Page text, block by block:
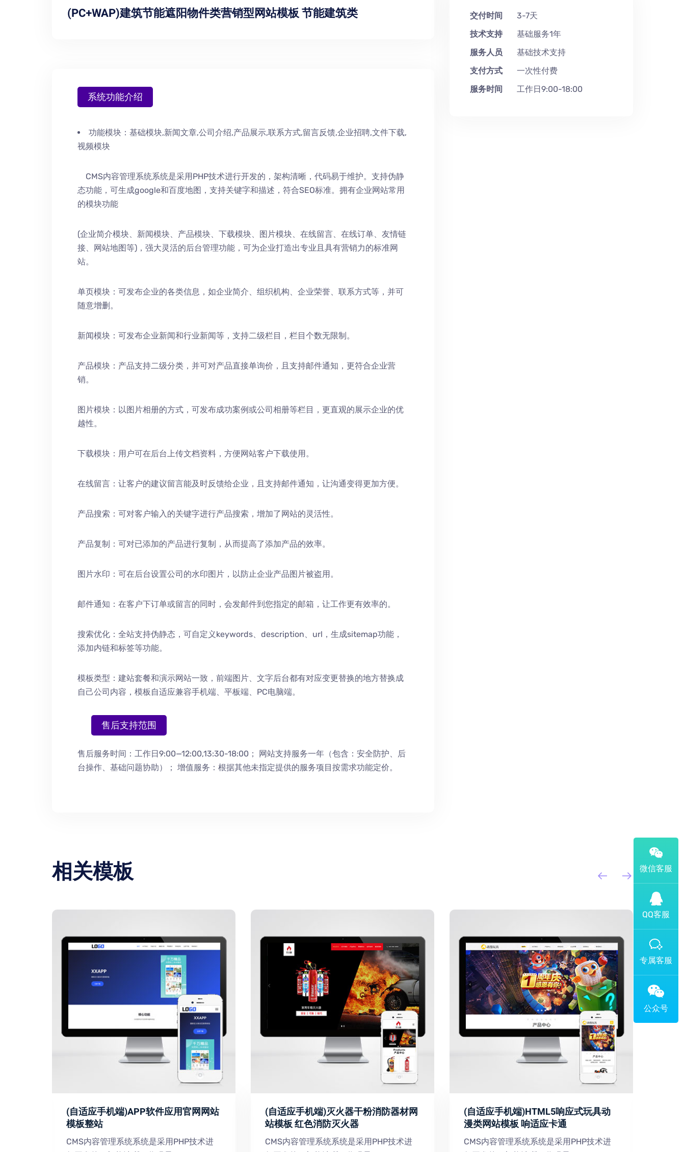
(PC+WAP)建筑节能遮阳物件类营销型网站模板 节能建筑类
系统功能介绍
功能模块： 基础模块,新闻文章,公司介绍,产品展示,联系方式,留言反馈,企业招聘,文件下载,
视频模块
CMS内容管理系统系统是采用PHP技术进行开发的，架构清晰，代码易于维护。支持伪静
态功能，可生成google和百度地图，支持关键字和描述，符合SEO标准。拥有企业网站常用
的模块功能
(企业简介模块、新闻模块、产品模块、下载模块、图片模块、在线留言、在线订单、友情链
接、网站地图等)，强大灵活的后台管理功能，可为企业打造出专业且具有营销力的标准网
站。
单页模块：可发布企业的各类信息，如企业简介、组织机构、企业荣誉、联系方式等，并可
随意增删。
新闻模块：可发布企业新闻和行业新闻等，支持二级栏目，栏目个数无限制。
产品模块：产品支持二级分类，并可对产品直接单询价，且支持邮件通知，更符合企业营
销。
图片模块：以图片相册的方式，可发布成功案例或公司相册等栏目，更直观的展示企业的优
越性。
下载模块：用户可在后台上传文档资料，方便网站客户下载使用。
在线留言：让客户的建议留言能及时反馈给企业，且支持邮件通知，让沟通变得更加方便。
产品搜索：可对客户输入的关键字进行产品搜索，增加了网站的灵活性。
产品复制：可对已添加的产品进行复制，从而提高了添加产品的效率。
图片水印：可在后台设置公司的水印图片，以防止企业产品图片被盗用。
邮件通知：在客户下订单或留言的同时，会发邮件到您指定的邮箱，让工作更有效率的。
搜索优化：全站支持伪静态，可自定义keywords、description、url，生成sitemap功能，
添加内链和标签等功能。
模板类型：建站套餐和演示网站一致，前端图片、文字后台都有对应变更替换的地方替换成
自己公司内容，模板自适应兼容手机端、平板端、PC电脑端。
售后支持范围
售后服务时间：工作日9:00—12:00,13:30-18:00； 网站支持服务一年（包含：安全防护、
后
台操作、 基础问题协助） ； 增值服务：根据其他未指定提供的服务项目按需求功能定价。
交付时间
3-7天
技术支持
基础服务1年
服务人员
基础技术支持
支付方式
一次性付费
服务时间
工作日9:00-18:00
相关模板
(自适应手机端)APP软件应用官网网站
模板整站
CMS内容管理系统系统是采用PHP技术进
(自适应手机端)灭火器干粉消防器材网
站模板 红色消防灭火器
CMS内容管理系统系统是采用PHP技术进
(自适应手机端)HTML5响应式玩具动
漫类网站模板 响适应卡通
CMS内容管理系统系统是采用PHP技术进